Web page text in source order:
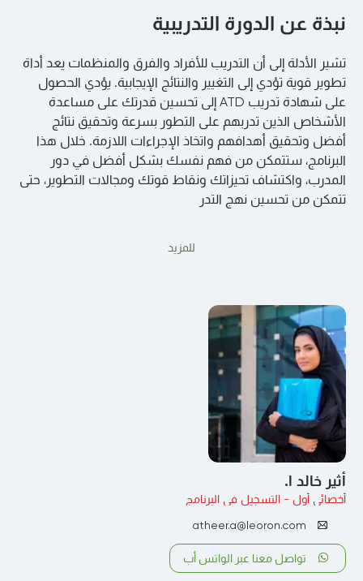
نبذة عن الدورة التدريبية
تشير الأدلة إلى أن التدريب للأفراد والفرق والمنظمات يعد أداة
تطوير قوية تؤدي إلى التغيير والنتائج الإيجابية. يؤدي الحصول
على شهادة تدريب ATD إلى تحسين قدرتك على مساعدة
الأشخاص الذين تدربهم على التطور بسرعة وتحقيق نتائج
أفضل وتحقيق أهدافهم واتخاذ الإجراءات اللازمة. خلال هذا
البرنامج، ستتمكن من فهم نفسك بشكل أفضل في دور
المدرب، واكتشاف تحيزاتك ونقاط قوتك ومجالات التطوير، حتى
تتمكن من تحسين نهج التدر
للمزيد
أثير خالد ا.
أخصائي أول - التسجيل في البرنامج
atheer.a@leoron.com
تواصل معنا عبر الواتس أب